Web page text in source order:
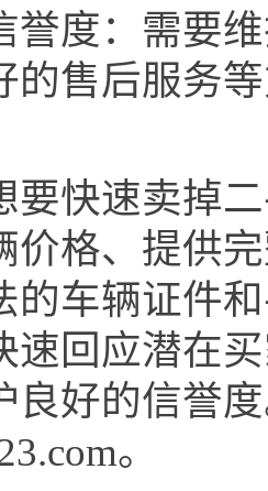
誉度：需要
的售后服务
要快速卖掉
价格、提供
的车辆证件
速回应潜在
良好的信誉
。